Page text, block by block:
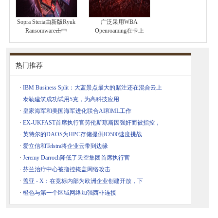
Sopra Steria由新版Ryuk
Ransomware击中
广泛采用WBA
Openroaming在卡上
热门推荐
· IBM Business Split：大蓝景点最大的赌注还在混合云上
· 泰勒建筑成功试用5克，为高科技应用
· 皇家海军和美国海军进化联合AI和ML工作
· EX-UKFAST首席执行官劳伦斯琼斯因强奸而被指控，
· 英特尔的DAOS为HPC存储提供IO500速度挑战
· 爱立信和Telstra将企业云带到边缘
· Jeremy Darroch降低了天空集团首席执行官
· 芬兰治疗中心被指控掩盖网络攻击
· 盖亚 - X：在竞标内部为欧洲企业创建开放，下
· 橙色与第一个区域网络加强西非连接